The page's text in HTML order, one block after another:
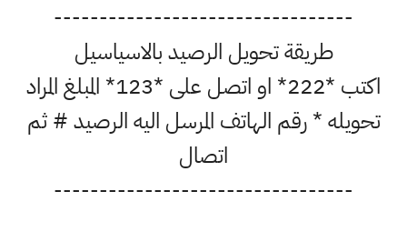
---------------------------------
طريقة تحويل الرصيد بالاسياسيل
اكتب *222* او اتصل على *123* المبلغ المراد
تحويله * رقم الهاتف المرسل اليه الرصيد # ثم
اتصال
---------------------------------